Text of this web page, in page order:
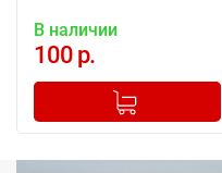
В наличии
100 р.
+
Добавлено в корзину